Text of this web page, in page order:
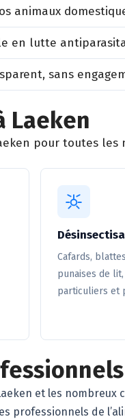
animaux
en lutte
sans
Laeken
pour toutes les
Cafards,
punaises de
particuliers et
et les nombreux
professionnels de